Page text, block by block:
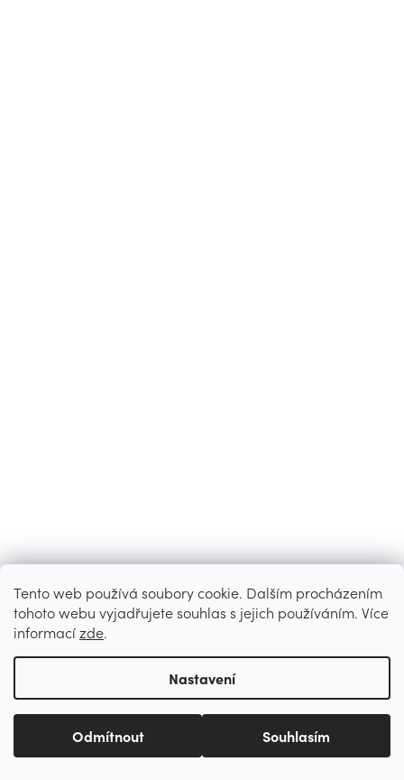
Tento web používá soubory cookie. Dalším procházením
tohoto webu vyjadřujete souhlas s jejich používáním. Více
informacízde.
Nastavení
Odmítnout Souhlasím